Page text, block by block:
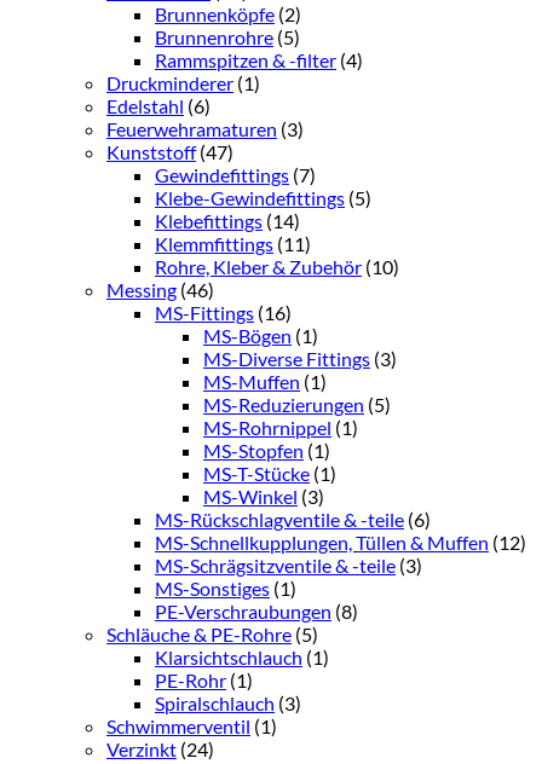
Brunnenköpfe (2)
Brunnenrohre (5)
Rammspitzen & -filter (4)
Druckminderer (1)
Edelstahl (6)
Feuerwehramaturen (3)
Kunststoff (47)
Gewindefittings (7)
Klebe-Gewindefittings (5)
Klebefittings (14)
Klemmfittings (11)
Rohre, Kleber & Zubehör (10)
Messing (46)
MS-Fittings (16)
MS-Bögen (1)
MS-Diverse Fittings (3)
MS-Muffen (1)
MS-Reduzierungen (5)
MS-Rohrnippel (1)
MS-Stopfen (1)
MS-T-Stücke (1)
MS-Winkel (3)
MS-Rückschlagventile & -teile (6)
MS-Schnellkupplungen, Tüllen & Muffen (12)
MS-Schrägsitzventile & -teile (3)
MS-Sonstiges (1)
PE-Verschraubungen (8)
Schläuche & PE-Rohre (5)
Klarsichtschlauch (1)
PE-Rohr (1)
Spiralschlauch (3)
Schwimmerventil (1)
Verzinkt (24)